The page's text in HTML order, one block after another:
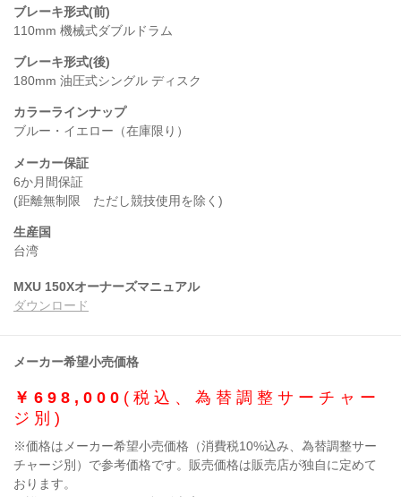
ブレーキ形式(前)
110mm 機械式ダブルドラム
ブレーキ形式(後)
180mm 油圧式シングル ディスク
カラーラインナップ
ブルー・イエロー（在庫限り）
メーカー保証
6か月間保証
(距離無制限 ただし競技使用を除く)
生産国
台湾
MXU 150Xオーナーズマニュアル
ダウンロード
メーカー希望小売価格
￥698,000 (税込、為替調整サーチャー
ジ別)
※価格はメーカー希望小売価格（消費税10%込み、為替調整サー
チャージ別）で参考価格です。販売価格は販売店が独自に定めて
おります。